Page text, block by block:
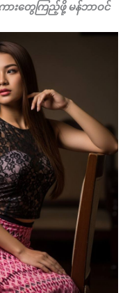
ားတွေကြည့်ဖို့ မန်ဘာဝင်